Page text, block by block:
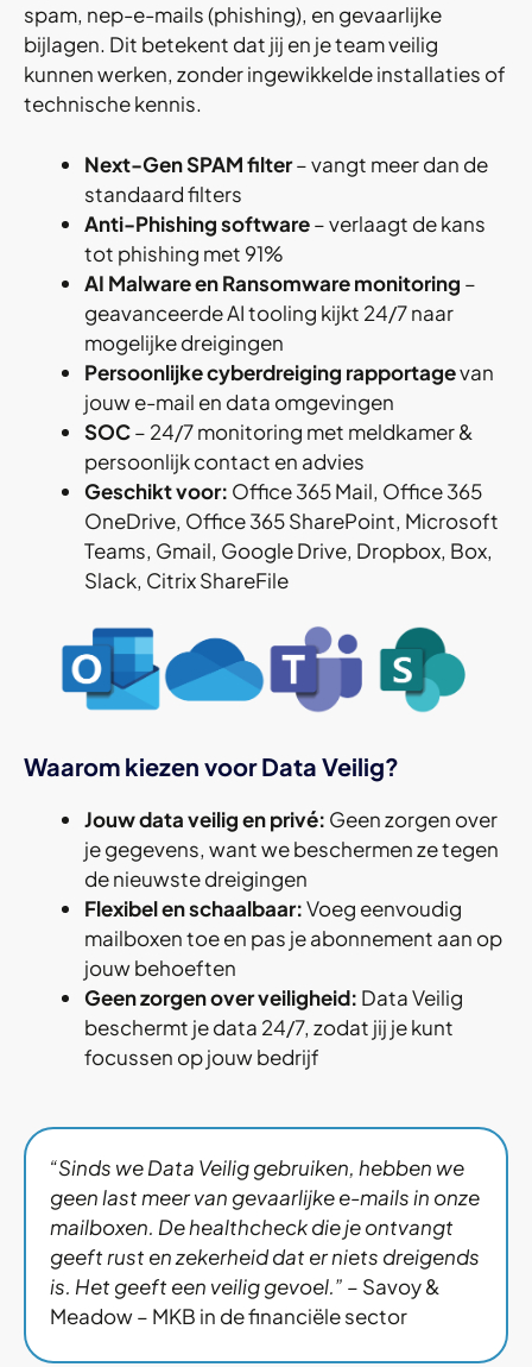
spam, nep-e-mails (phishing), en gevaarlijke
bijlagen. Dit betekent dat jij en je team veilig
kunnen werken, zonder ingewikkelde installaties of
technische kennis.
Next-Gen SPAM filter– vangt meer dan de
standaard filters
Anti-Phishing software– verlaagt de kans
tot phishing met 91%
AI Malware en Ransomware monitoring –
geavanceerde AI tooling kijkt 24/7 naar
mogelijke dreigingen
Persoonlijke cyberdreiging rapportagevan
jouw e-mail en data omgevingen
SOC– 24/7 monitoring met meldkamer &
persoonlijk contact en advies
Geschikt voor: Office 365 Mail, Office 365
OneDrive, Office 365 SharePoint, Microsoft
Teams, Gmail, Google Drive, Dropbox, Box,
Slack, Citrix ShareFile
Waarom kiezen voor Data Veilig?
Jouw data veilig en privé: Geen zorgen over
je gegevens, want we beschermen ze tegen
de nieuwste dreigingen
Flexibel enschaalbaar:Voeg eenvoudig
mailboxen toe en pas je abonnement aan op
jouw behoeften
Geen zorgen over veiligheid: Data Veilig
beschermt je data 24/7, zodat jij je kunt
focussen op jouw bedrijf
“Sinds we Data Veilig gebruiken, hebben we
geen last meer van gevaarlijke e-mails in onze
mailboxen. De healthcheck die je ontvangt
geeft rust en zekerheid dat er niets dreigends
is. Het geeft een veilig gevoel.” – Savoy &
Meadow – MKB in de financiële sector